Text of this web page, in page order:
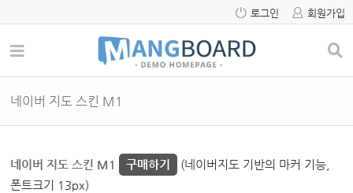
로그인 회원가입
네이버 지도 스킨 M1
네이버 지도 스킨 M1 구매하기
(네이버지도 기반의 마커 기능,
폰트크기 13px)